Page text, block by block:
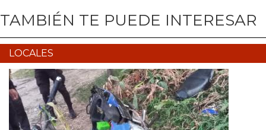
TAMBIÉN TE PUEDE INTERESAR
LOCALES